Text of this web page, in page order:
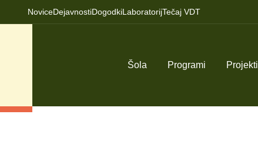
NoviceDejavnostiDogodkiLaboratorijTečaj VDT
Šola Programi Projekti